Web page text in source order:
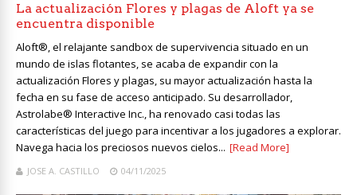
La actualización Flores y plagas de Aloft ya se
encuentra disponible
Aloft®, el relajante sandbox de supervivencia situado en un
mundo de islas flotantes, se acaba de expandir con la
actualización Flores y plagas, su mayor actualización hasta la
fecha en su fase de acceso anticipado. Su desarrollador,
Astrolabe® Interactive Inc., ha renovado casi todas las
características del juego para incentivar a los jugadores a explorar.
Navega hacia los preciosos nuevos cielos... [Read More]
JOSE A. CASTILLO 04/11/2025